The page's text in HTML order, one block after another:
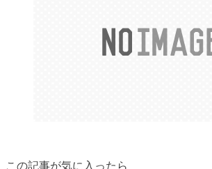
この記事が気に入ったら